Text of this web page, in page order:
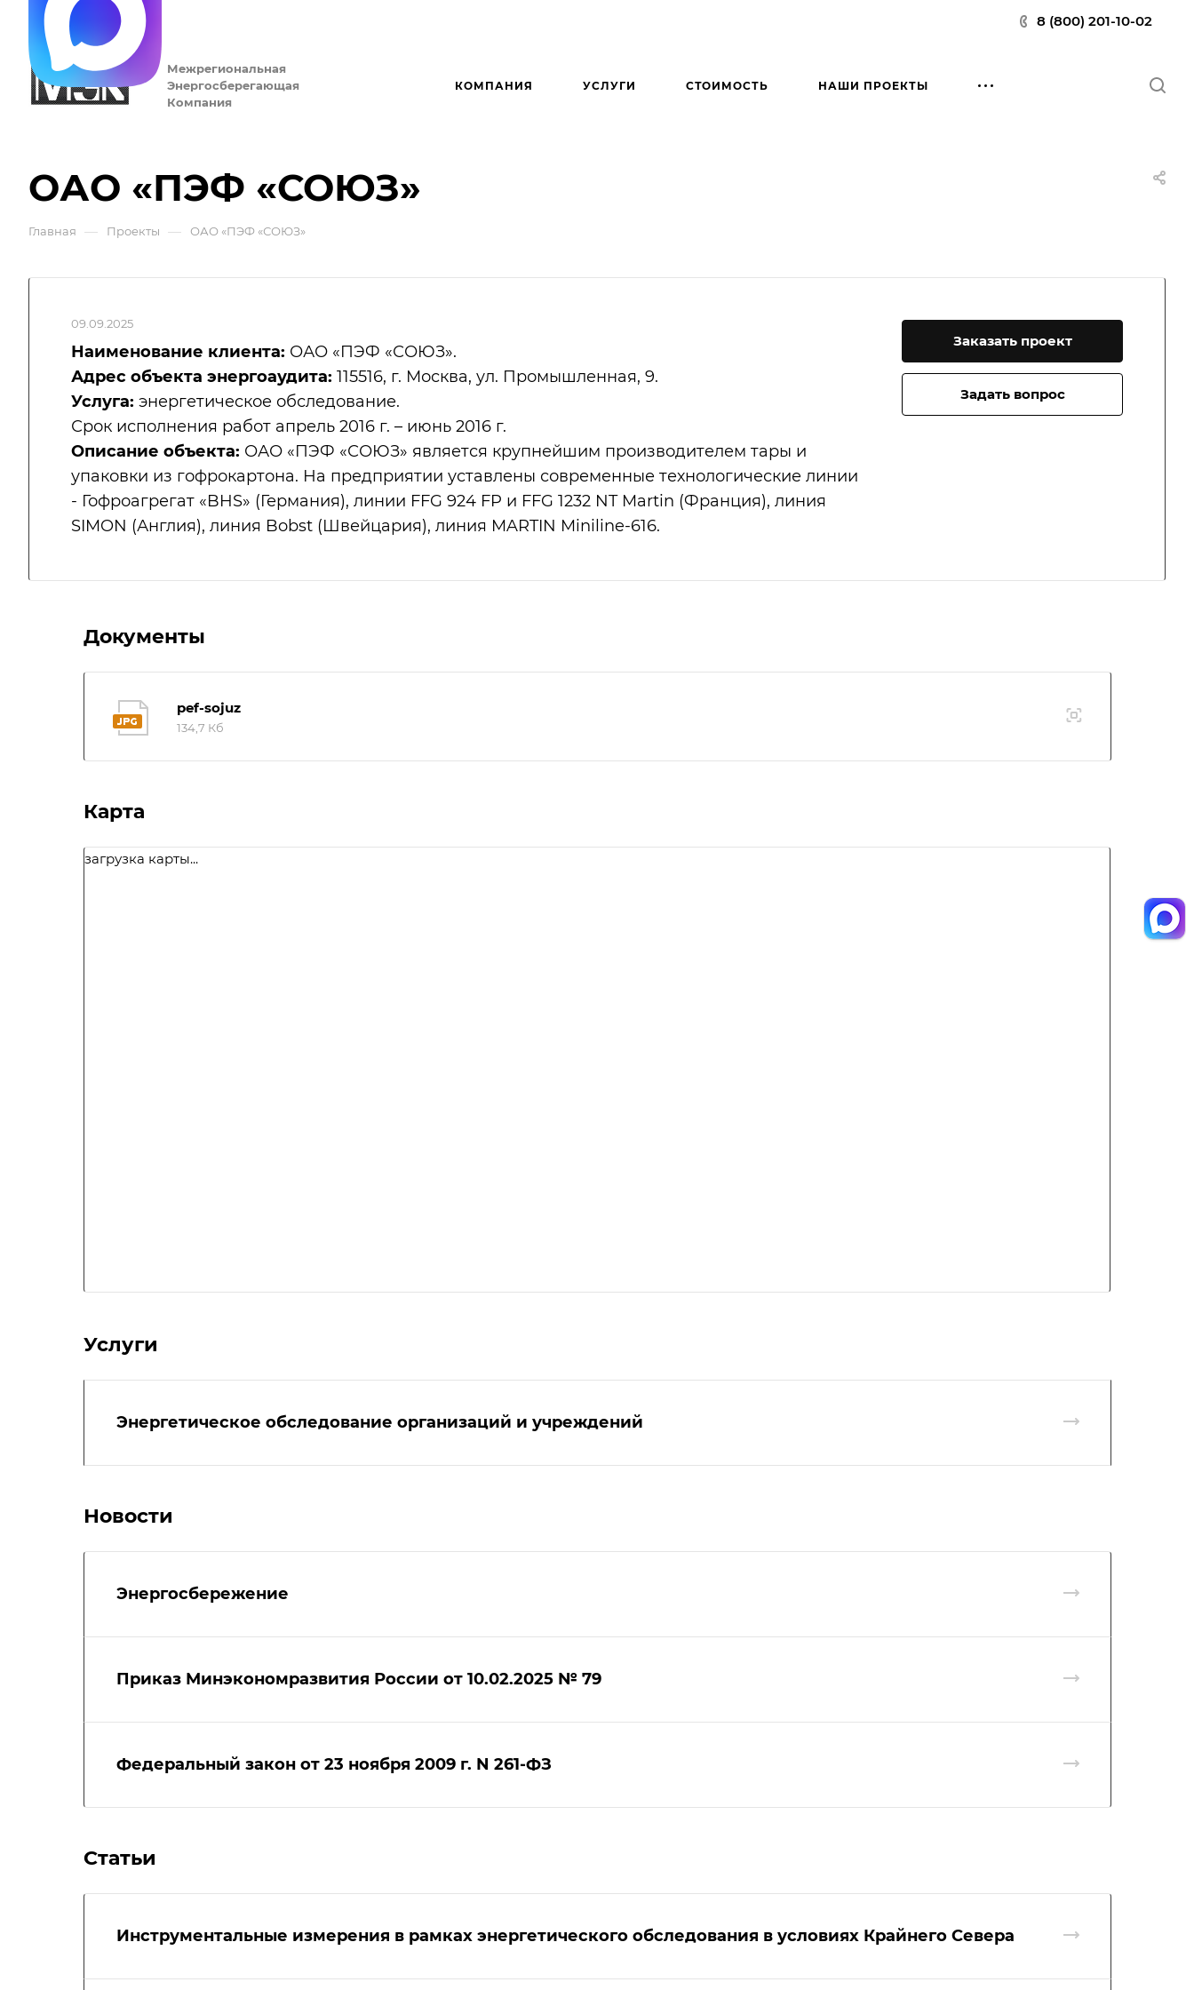
8 (800) 201-10-02
Межрегиональная
Энергосберегающая
Компания
КОМПАНИЯ УСЛУГИ СТОИМОСТЬ НАШИ ПРОЕКТЫ
ОАО «ПЭФ «СОЮЗ»
Главная — Проекты — ОАО «ПЭФ «СОЮЗ»
09.09.2025
Наименование клиента: ОАО «ПЭФ «СОЮЗ».
Адрес объекта энергоаудита: 115516, г. Москва, ул. Промышленная, 9.
Услуга: энергетическое обследование.
Срок исполнения работ апрель 2016 г. – июнь 2016 г.
Описание объекта: ОАО «ПЭФ «СОЮЗ» является крупнейшим производителем тары и
упаковки из гофрокартона. На предприятии уставлены современные технологические линии
- Гофроагрегат «BHS» (Германия), линии FFG 924 FP и FFG 1232 NT Martin (Франция), линия
SIMON (Англия), линия Bobst (Швейцария), линия MARTIN Miniline-616.
Заказать проект
Задать вопрос
Документы
pef-sojuz
134,7 Кб
Карта
загрузка карты...
Услуги
Энергетическое обследование организаций и учреждений
Новости
Энергосбережение
Приказ Минэкономразвития России от 10.02.2025 № 79
Федеральный закон от 23 ноября 2009 г. N 261-ФЗ
Статьи
Инструментальные измерения в рамках энергетического обследования в условиях Крайнего Севера